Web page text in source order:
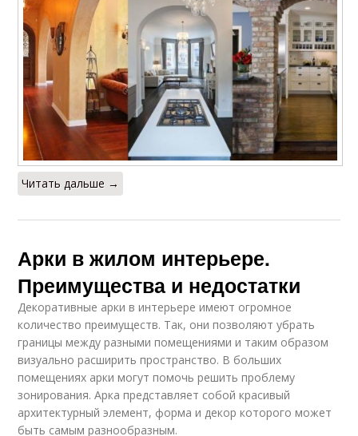
Читать дальше →
Арки в жилом интерьере.
Преимущества и недостатки
Декоративные арки в интерьере имеют огромное
количество преимуществ. Так, они позволяют убрать
границы между разными помещениями и таким образом
визуально расширить пространство. В больших
помещениях арки могут помочь решить проблему
зонирования. Арка представляет собой красивый
архитектурный элемент, форма и декор которого может
быть самым разнообразным.